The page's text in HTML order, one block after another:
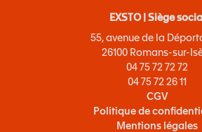
EXSTO | Siège
55, avenue de la
26100 Romans-sur-
04 75 72 72 72
04 75 72 26 11
CGV
Politique de
Mentions légales